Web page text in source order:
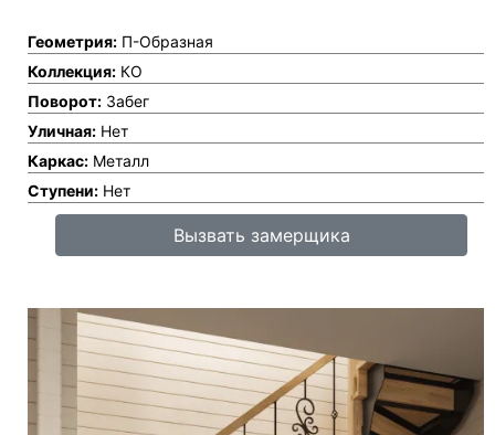
Геометрия: П-Образная
Коллекция: КО
Поворот: Забег
Уличная: Нет
Каркас: Металл
Ступени: Нет
Вызвать замерщика